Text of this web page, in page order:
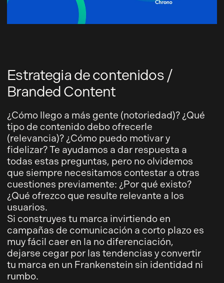
Estrategia de contenidos /
Branded Content
¿Cómo llego a más gente (notoriedad)? ¿Qué
tipo de contenido debo ofrecerle
(relevancia)? ¿Cómo puedo motivar y
fidelizar? Te ayudamos a dar respuesta a
todas estas preguntas, pero no olvidemos
que siempre necesitamos contestar a otras
cuestiones previamente: ¿Por qué existo?
¿Qué ofrezco que resulte relevante a los
usuarios.
Si construyes tu marca invirtiendo en
campañas de comunicación a corto plazo es
muy fácil caer en la no diferenciación,
dejarse cegar por las tendencias y convertir
tu marca en un Frankenstein sin identidad ni
rumbo.